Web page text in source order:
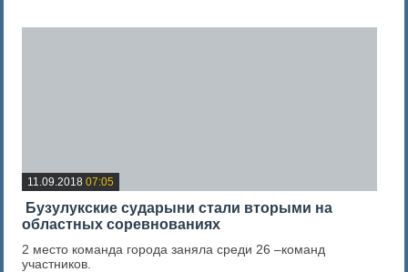
11.09.2018 07:05
​ Бузулукские сударыни стали вторыми на
областных соревнованиях
2 место команда города заняла среди 26 –команд
участников.